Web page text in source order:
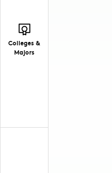
Colleges &
Majors